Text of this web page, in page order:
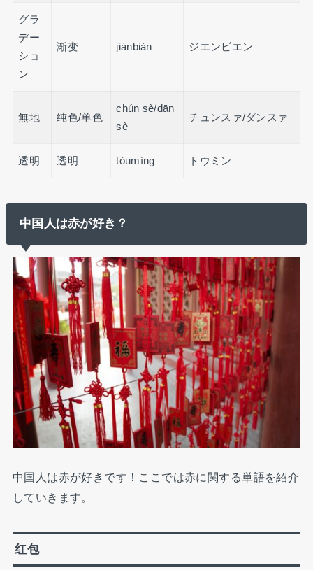
グラ
デー
ショ
ン
渐变 jiànbiàn ジエンビエン
無地 纯色/单色
chún sè/dān
sè
チュンスァ/ダンスァ
透明 透明 tòumíng トウミン
中国人は赤が好き？
中国人は赤が好きです！ここでは赤に関する単語を紹介
していきます。
红包